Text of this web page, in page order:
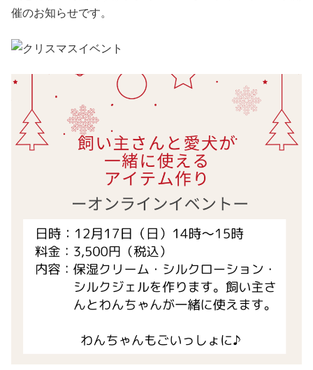
催のお知らせです。